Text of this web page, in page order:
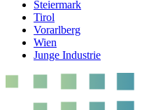
Steiermark
Tirol
Vorarlberg
Wien
Junge Industrie